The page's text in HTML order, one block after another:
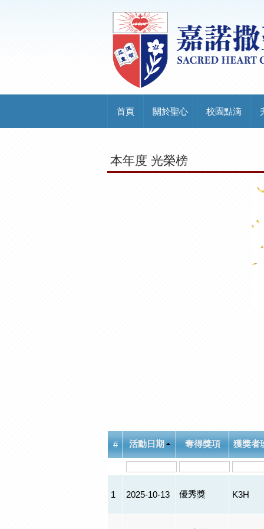
首頁 關於聖心 校園點滴
本年度 光榮榜
# 活動日期 奪得獎項 獲獎者
1 2025-10-13 優秀獎 K3H